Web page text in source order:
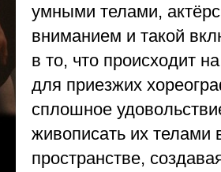
умными телами,
вниманием и такой
в то, что происходит
для приезжих
сплошное
живописать их телами
пространстве,